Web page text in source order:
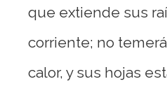
que extiende sus
corriente; no
calor, y sus hojas